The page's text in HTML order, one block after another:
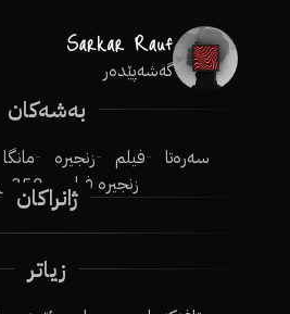
گەشەپێدەر
بەشەکان
سەرەتا فیلم زنجیرە مانگا
زنجیرە فیلم
250ـی مێژوو
ژانراکان
زیاتر